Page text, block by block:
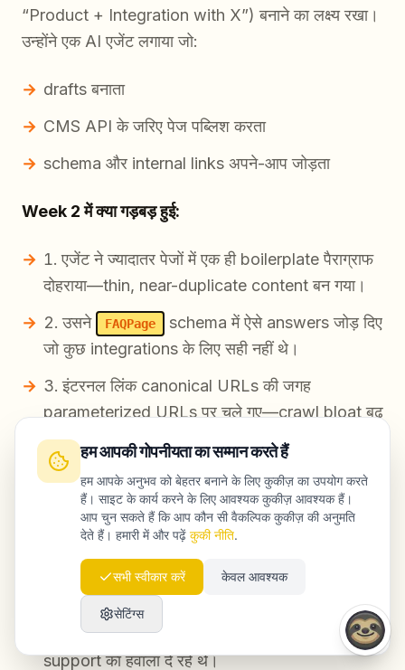
“Product + Integration with X”) बनाने का लक्ष्य रखा।
उन्होंने एक AI एजेंट लगाया जो:
drafts बनाता
CMS API के जरिए पेज पब्लिश करता
schema और internal links अपने-आप जोड़ता
Week 2 में क्या गड़बड़ हुई:
एजेंट ने ज्यादातर पेजों में एक ही boilerplate पैराग्राफ
दोहराया—thin, near-duplicate content बन गया।
उसने
FAQPage
schema में ऐसे answers जोड़ दिए
जो कुछ integrations के लिए सही नहीं थे।
इंटरनल लिंक canonical URLs की जगह
parameterized URLs पर चले गए—crawl bloat बढ़
गया।
लक्षण:
GSC में impressions पहले बढ़ीं, फिर गिरने लगीं।
Crawl stats में अपेक्षा से कहीं अधिक URLs
discovered दिखे।
Sales टीम को ऐसे leads मिले जो गलत integration
support का हवाला दे रहे थे।
हम आपकी गोपनीयता का सम्मान करते हैं
हम आपके अनुभव को बेहतर बनाने के लिए कुकीज़ का उपयोग करते
हैं। साइट के कार्य करने के लिए आवश्यक कुकीज़ आवश्यक हैं।
आप चुन सकते हैं कि आप कौन सी वैकल्पिक कुकीज़ की अनुमति
देते हैं। हमारी में और पढ़ें कुकी नीति.
सभी स्वीकार करें केवल आवश्यक
सेटिंग्स